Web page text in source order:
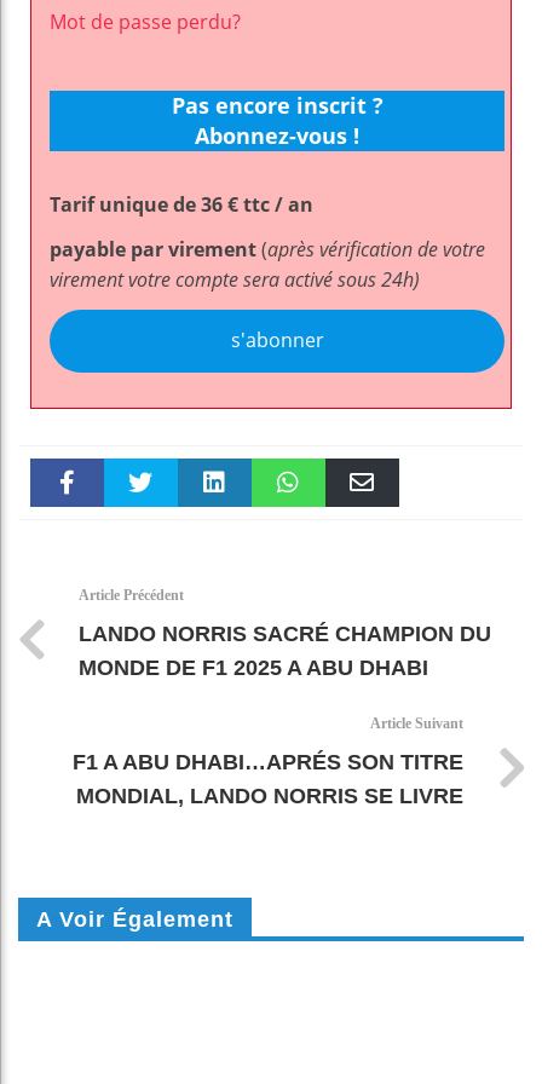
Mot de passe perdu?
Pas encore inscrit ?
Abonnez-vous !
Tarif unique de 36 € ttc / an
payable par virement(après vérification de votre
virement votre compte sera activé sous 24h)
s'abonner
Article Précédent
LANDO NORRIS SACRÉ CHAMPION DU
MONDE DE F1 2025 A ABU DHABI
Article Suivant
F1 A ABU DHABI…APRÉS SON TITRE
MONDIAL, LANDO NORRIS SE LIVRE
A Voir Également